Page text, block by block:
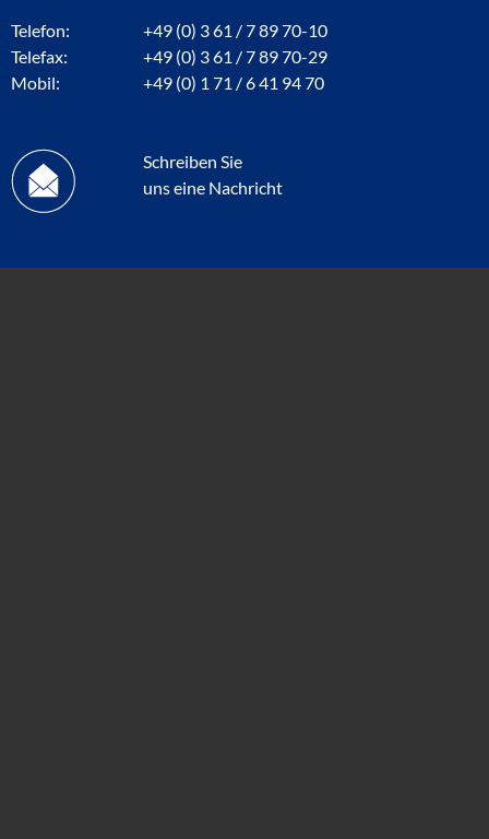
Telefon:
+49 (0) 3 61 / 7 89 70-10
Telefax:
+49 (0) 3 61 / 7 89 70-29
Mobil:
+49 (0) 1 71 / 6 41 94 70
Schreiben Sie
uns eine Nachricht